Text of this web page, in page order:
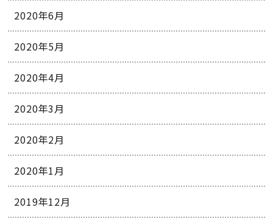
2020年6月
2020年5月
2020年4月
2020年3月
2020年2月
2020年1月
2019年12月